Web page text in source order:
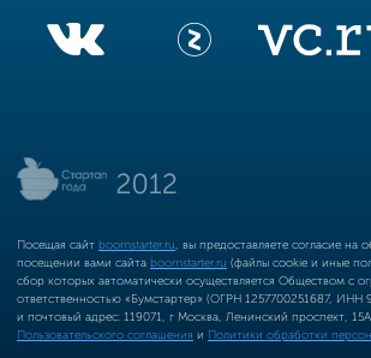
Посещая сайт boomstarter.ru , вы предоставляете согласие на
посещении вами сайта boomstarter.ru (файлы cookie и иные
сбор которых автоматически осуществляется Обществом с
ответственностью «Бумстартер» (ОГРН 1257700251687, ИНН
и почтовый адрес: 119071, г Москва, Ленинский проспект,
Пользовательского соглашения и Политики обработки